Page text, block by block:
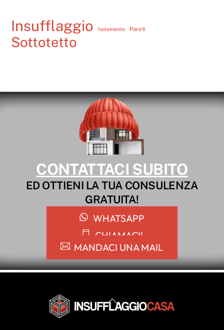
Insufflaggio Isolamento Pareti
Sottotetto
CONTATTACI SUBITO
ED OTTIENI LA TUA CONSULENZA
GRATUITA!
WHATSAPP
CHIAMACI!
MANDACI UNA MAIL
Back
To